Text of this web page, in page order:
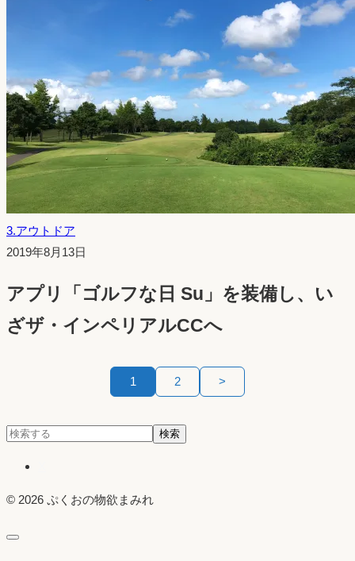
3.アウトドア
投
日：
2019年8月13日
アプリ「ゴルフな日 Su」を装備し、い
ざザ・インペリアルCCへ
の
ー
ジ
1 2 >
検
検索
© 2026 ぷくおの物欲まみれ